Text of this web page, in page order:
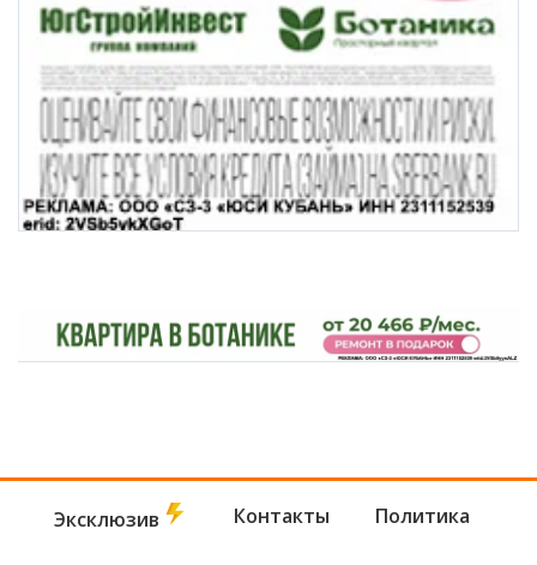
Эксклюзив Контакты Политика